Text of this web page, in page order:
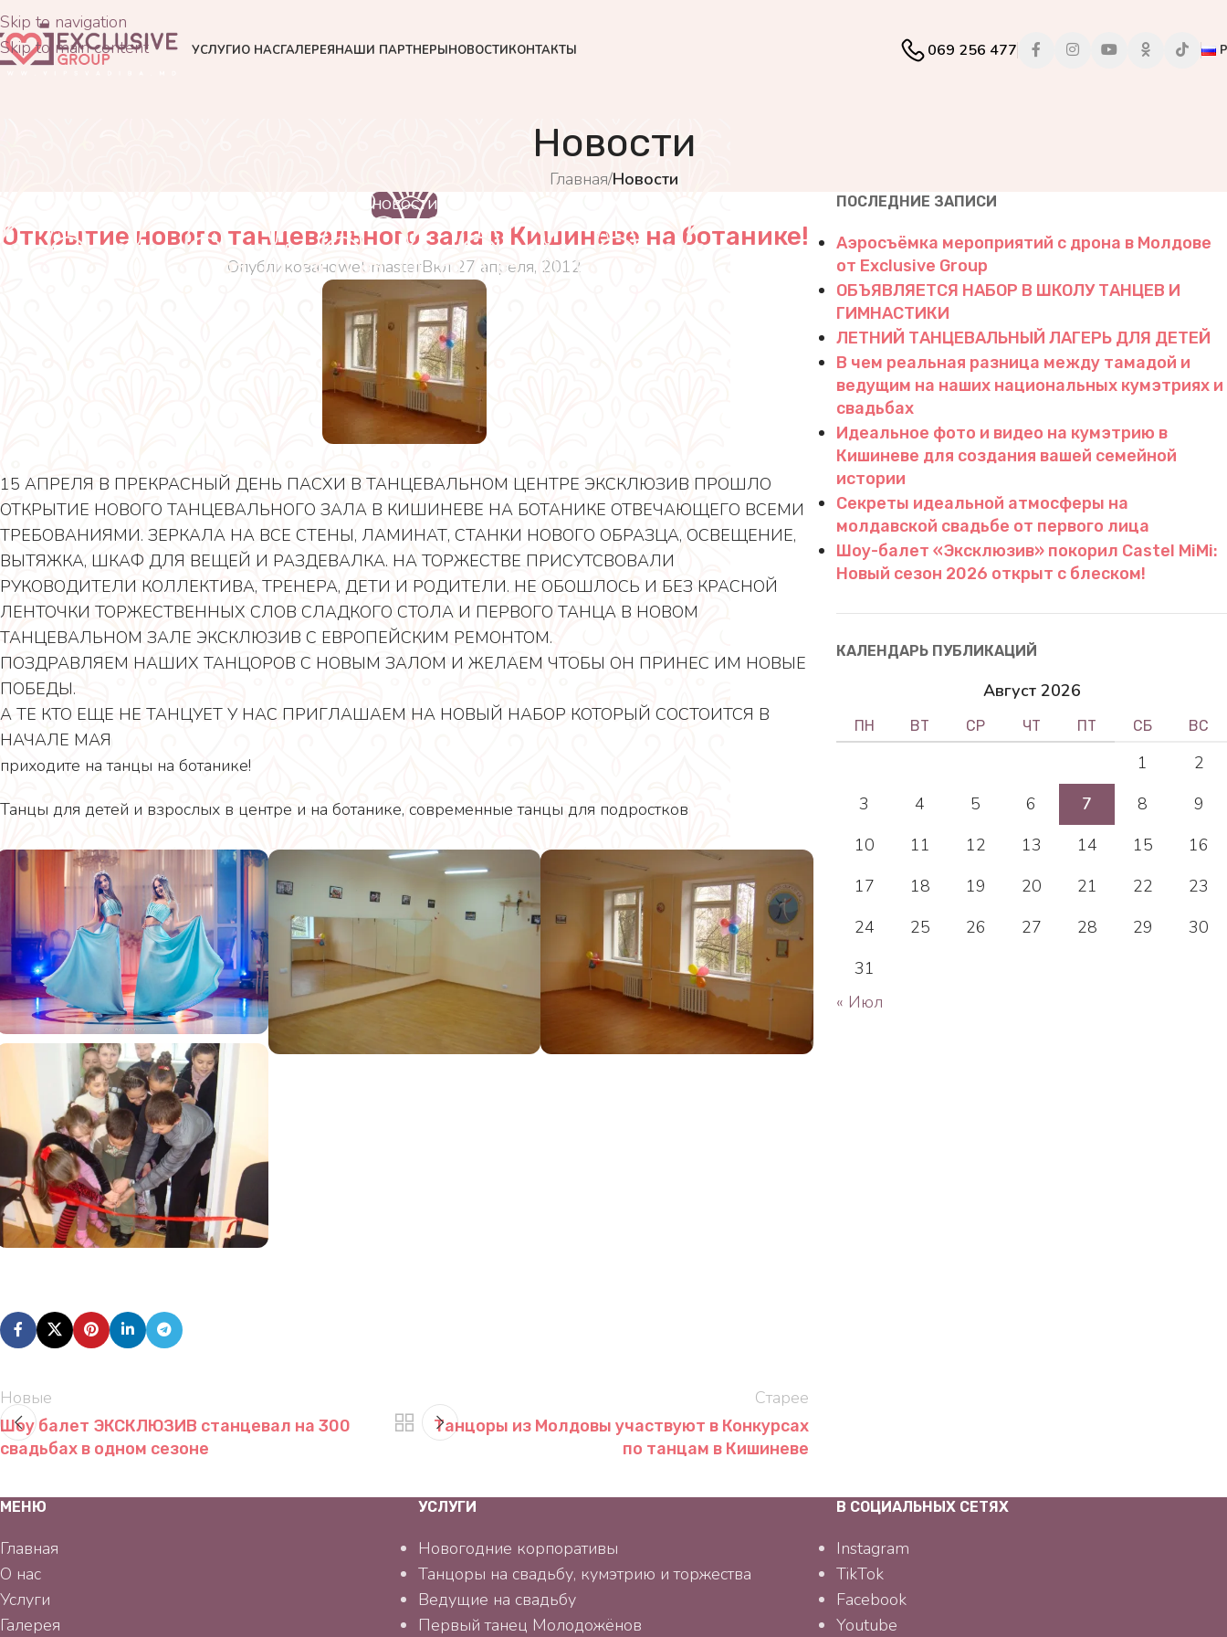
Skip to navigation
Skip to main content
УСЛУГИО НАСГАЛЕРЕЯНАШИ ПАРТНЕРЫНОВОСТИКОНТАКТЫ 069 256 477
Новости
Главная/Новости
НОВОСТИ
Открытие нового танцевального зала в Кишиневе на ботанике!
ОпубликованоwebmasterВкл 27 апреля, 2012
15 АПРЕЛЯ В ПРЕКРАСНЫЙ ДЕНЬ ПАСХИ В ТАНЦЕВАЛЬНОМ ЦЕНТРЕ ЭКСКЛЮЗИВ ПРОШЛО
ОТКРЫТИЕ НОВОГО ТАНЦЕВАЛЬНОГО ЗАЛА В КИШИНЕВЕ НА БОТАНИКЕ ОТВЕЧАЮЩЕГО ВСЕМИ
ТРЕБОВАНИЯМИ. ЗЕРКАЛА НА ВСЕ СТЕНЫ, ЛАМИНАТ, СТАНКИ НОВОГО ОБРАЗЦА, ОСВЕЩЕНИЕ,
ВЫТЯЖКА, ШКАФ ДЛЯ ВЕЩЕЙ И РАЗДЕВАЛКА. НА ТОРЖЕСТВЕ ПРИСУТСВОВАЛИ
РУКОВОДИТЕЛИ КОЛЛЕКТИВА, ТРЕНЕРА, ДЕТИ И РОДИТЕЛИ. НЕ ОБОШЛОСЬ И БЕЗ КРАСНОЙ
ЛЕНТОЧКИ ТОРЖЕСТВЕННЫХ СЛОВ СЛАДКОГО СТОЛА И ПЕРВОГО ТАНЦА В НОВОМ
ТАНЦЕВАЛЬНОМ ЗАЛЕ ЭКСКЛЮЗИВ С ЕВРОПЕЙСКИМ РЕМОНТОМ.
ПОЗДРАВЛЯЕМ НАШИХ ТАНЦОРОВ С НОВЫМ ЗАЛОМ И ЖЕЛАЕМ ЧТОБЫ ОН ПРИНЕС ИМ НОВЫЕ
ПОБЕДЫ.
А ТЕ КТО ЕЩЕ НЕ ТАНЦУЕТ У НАС ПРИГЛАШАЕМ НА НОВЫЙ НАБОР КОТОРЫЙ СОСТОИТСЯ В
НАЧАЛЕ МАЯ
приходите на танцы на ботанике!
Танцы для детей и взрослых в центре и на ботанике, современные танцы для подростков
Новые
Шоу балет ЭКСКЛЮЗИВ станцевал на 300
свадьбах в одном сезоне
Старее
Танцоры из Молдовы участвуют в Конкурсах
по танцам в Кишиневе
ПОСЛЕДНИЕ ЗАПИСИ
Аэросъёмка мероприятий с дрона в Молдове
от Exclusive Group
ОБЪЯВЛЯЕТСЯ НАБОР В ШКОЛУ ТАНЦЕВ И
ГИМНАСТИКИ
ЛЕТНИЙ ТАНЦЕВАЛЬНЫЙ ЛАГЕРЬ ДЛЯ ДЕТЕЙ
В чем реальная разница между тамадой и
ведущим на наших национальных кумэтриях и
свадьбах
Идеальное фото и видео на кумэтрию в
Кишиневе для создания вашей семейной
истории
Секреты идеальной атмосферы на
молдавской свадьбе от первого лица
Шоу-балет «Эксклюзив» покорил Castel MiMi:
Новый сезон 2026 открыт с блеском!
КАЛЕНДАРЬ ПУБЛИКАЦИЙ
Август 2026
ПН ВТ СР ЧТ ПТ СБ ВС
1
2
3
4 5 6 7 8
9
10
11 12 13 14 15
16
17
18 19 20 21 22
23
24
25 26 27 28 29
30
31
« Июл
МЕНЮ
Главная
О нас
Услуги
Галерея
УСЛУГИ
Новогодние корпоративы
Танцоры на свадьбу, кумэтрию и торжества
Ведущие на свадьбу
Первый танец Mолодожёнов
В СОЦИАЛЬНЫХ СЕТЯХ
Instagram
TikTok
Facebook
Youtube